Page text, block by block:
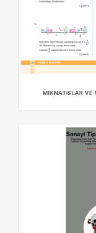
MIKNATISLAR VE